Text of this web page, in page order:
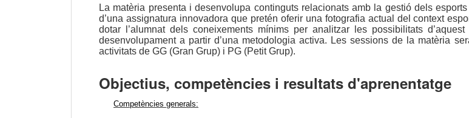
La matèria presenta i desenvolupa continguts relacionats amb la gestió dels
d’una assignatura innovadora que pretén oferir una fotografia actual del context
dotar l’alumnat dels coneixements mínims per analitzar les possibilitats
desenvolupament a partir d’una metodologia activa. Les sessions de la matèria
activitats de GG (Gran Grup) i PG (Petit Grup).
Objectius, competències i resultats d'aprenentatge
Competències generals: